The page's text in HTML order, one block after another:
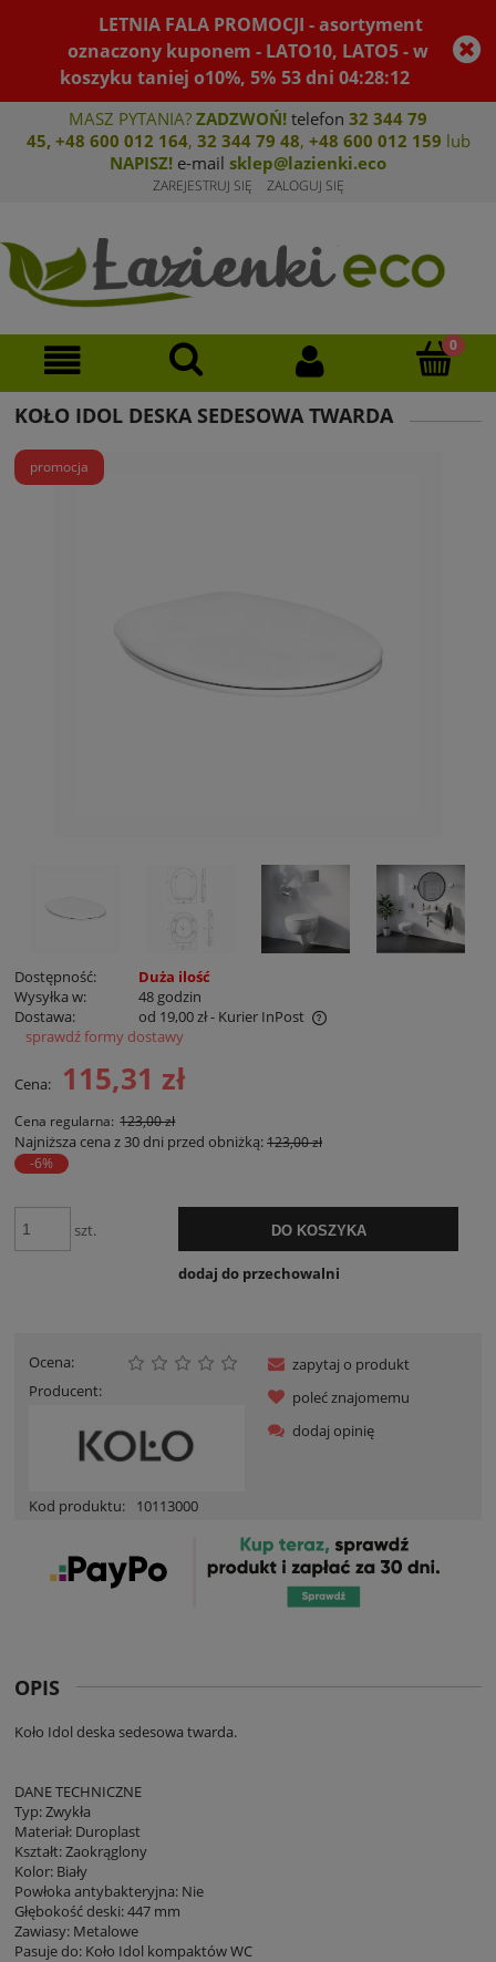
LETNIA FALA PROMOCJI - asortyment
oznaczony kuponem - LATO10, LATO5 - w
koszyku taniej o10%, 5% 53dni04:28:12
MASZ PYTANIA? ZADZWOŃ! telefon 32 344 79
45, +48 600 012 164, 32 344 79 48, +48 600 012 159 lub
NAPISZ! e-mail sklep@lazienki.eco
ZAREJESTRUJ SIĘ ZALOGUJ SIĘ
KOŁO IDOL DESKA SEDESOWA TWARDA
promocja
Dostępność:
Duża ilość
Wysyłka w:
48 godzin
Dostawa:
od 19,00 zł- Kurier InPost
Cena nie zawiera ewentualnych kosztów płatności
sprawdź formy dostawy
Cena: 115,31 zł
Cena regularna: 123,00 zł
Najniższa cena z 30 dni przed obniżką:123,00 zł
-6%
szt. DO KOSZYKA
dodaj do przechowalni
Ocena:
Producent:
Kod produktu: 10113000
zapytaj o produkt
poleć znajomemu
dodaj opinię
OPIS
Koło Idol deska sedesowa twarda.
DANE TECHNICZNE
Typ: Zwykła
Materiał: Duroplast
Kształt: Zaokrąglony
Kolor: Biały
Powłoka antybakteryjna: Nie
Głębokość deski: 447 mm
Zawiasy: Metalowe
Pasuje do: Koło Idol kompaktów WC